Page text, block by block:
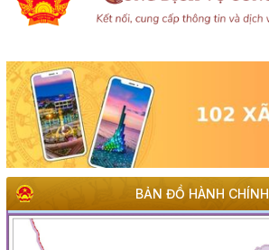
BẢN ĐỒ HÀNH CHÍNH